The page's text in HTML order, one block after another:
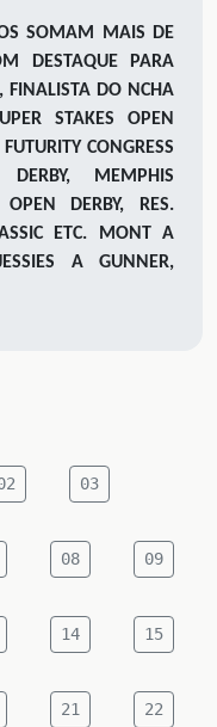
SOMAM MAIS DE
DESTAQUE PARA
FINALISTA DO NCHA
STAKES OPEN
CONGRESS
DERBY, MEMPHIS
DERBY, RES.
ETC. MONT A
A GUNNER,
03
08 09
14 15
21 22